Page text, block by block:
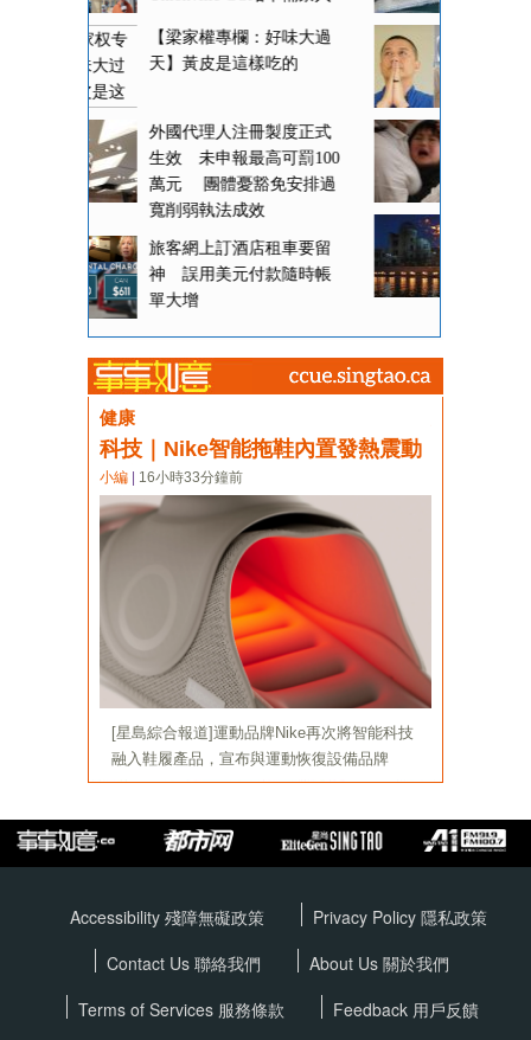
Accessibility 殘障無礙政策 Privacy Policy 隱私政策
Contact Us 聯絡我們
About Us 關於我們
Terms of Services 服務條款 Feedback 用戶反饋